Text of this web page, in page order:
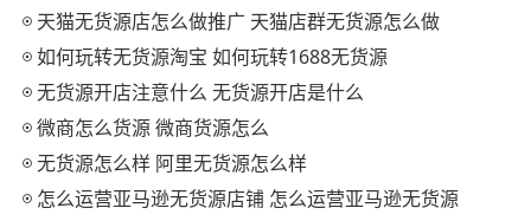
天猫无货源店怎么做推广 天猫店群无货源怎么做
如何玩转无货源淘宝 如何玩转1688无货源
无货源开店注意什么 无货源开店是什么
微商怎么货源 微商货源怎么
无货源怎么样 阿里无货源怎么样
怎么运营亚马逊无货源店铺 怎么运营亚马逊无货源